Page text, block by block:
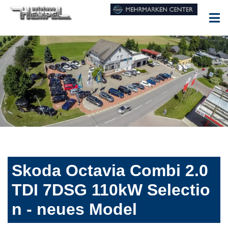
Skoda Octavia Combi 2.0
TDI 7DSG 110kW Selectio
n - neues Model